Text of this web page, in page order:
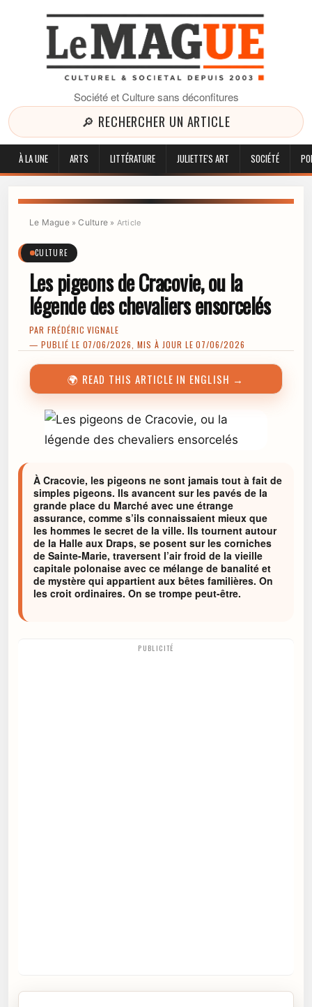
Société et Culture sans déconfitures
🔎 RECHERCHER UN ARTICLE
À LA UNE ARTS LITTÉRATURE JULIETTE'S ART SOCIÉTÉ
Le Mague»Culture» Article
CULTURE
Les pigeons de Cracovie, ou la
légende des chevaliers ensorcelés
PAR FRÉDÉRIC VIGNALE
— PUBLIÉ LE 07/06/2026, MIS À JOUR LE 07/06/2026
🌍 READ THIS ARTICLE IN ENGLISH →
À Cracovie, les pigeons ne sont jamais tout à fait de
simples pigeons. Ils avancent sur les pavés de la
grande place du Marché avec une étrange
assurance, comme s’ils connaissaient mieux que
les hommes le secret de la ville. Ils tournent autour
de la Halle aux Draps, se posent sur les corniches
de Sainte-Marie, traversent l’air froid de la vieille
capitale polonaise avec ce mélange de banalité et
de mystère qui appartient aux bêtes familières. On
les croit ordinaires. On se trompe peut-être.
PUBLICITÉ